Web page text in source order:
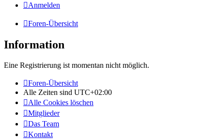
Anmelden
Foren-Übersicht
Information
Eine Registrierung ist momentan nicht möglich.
Foren-Übersicht
Alle Zeiten sind UTC+02:00
Alle Cookies löschen
Mitglieder
Das Team
Kontakt